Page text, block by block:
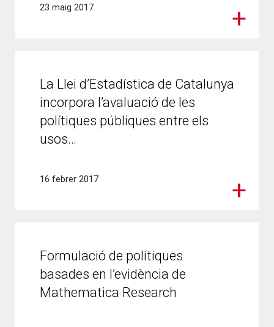
23 maig 2017
La Llei d’Estadística de Catalunya
incorpora l’avaluació de les
polítiques públiques entre els
usos…
16 febrer 2017
Formulació de polítiques
basades en l’evidència de
Mathematica Research